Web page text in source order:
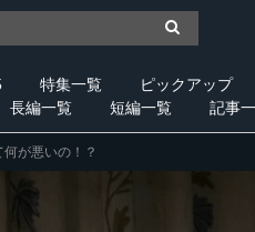
特集一覧 ピックアップ
長編一覧 短編一覧 記事
が悪いの！？